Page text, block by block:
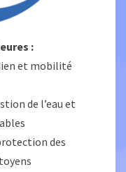
:
et mobilité
de l’eau et
des